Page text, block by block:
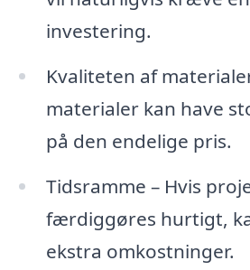
investering.
Kvaliteten af
materialer kan have
på den endelige pris.
Tidsramme – Hvis
færdiggøres hurtigt,
ekstra omkostninger.